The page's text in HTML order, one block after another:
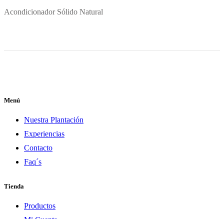
Acondicionador Sólido Natural
Menú
Nuestra Plantación
Experiencias
Contacto
Faq´s
Tienda
Productos